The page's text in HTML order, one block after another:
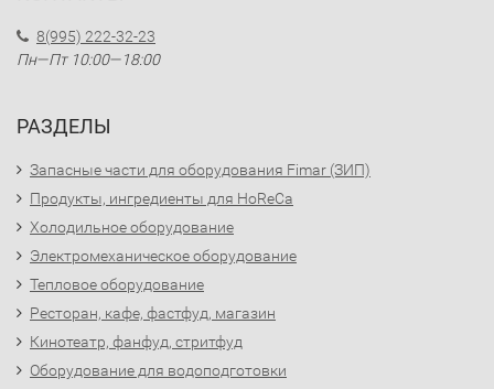
8(995) 222-32-23
Пн—Пт 10:00—18:00
РАЗДЕЛЫ
Запасные части для оборудования Fimar (ЗИП)
Продукты, ингредиенты для HoReCa
Холодильное оборудование
Электромеханическое оборудование
Тепловое оборудование
Ресторан, кафе, фастфуд, магазин
Кинотеатр, фанфуд, стритфуд
Оборудование для водоподготовки